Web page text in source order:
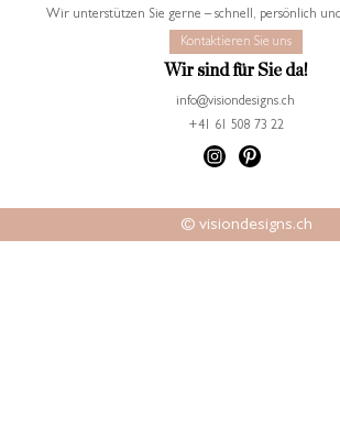
Wir unterstützen Sie gerne – schnell, persönlich
Kontaktieren Sie uns
Wir sind für Sie da!
info@visiondesigns.ch
+41 61 508 73 22
© visiondesigns.ch